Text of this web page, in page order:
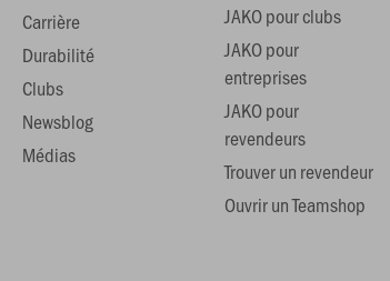
Carrière
Durabilité
Clubs
Newsblog
Médias
JAKO pour clubs
JAKO pour
entreprises
JAKO pour
revendeurs
Trouver un revendeur
Ouvrir un Teamshop